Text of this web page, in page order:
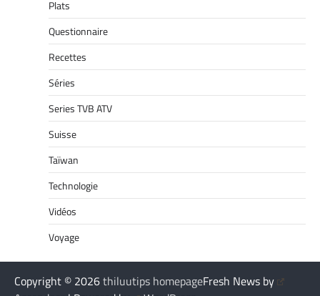
Plats
Questionnaire
Recettes
Séries
Series TVB ATV
Suisse
Taïwan
Technologie
Vidéos
Voyage
Copyright © 2026thiluutips homepageFresh News by